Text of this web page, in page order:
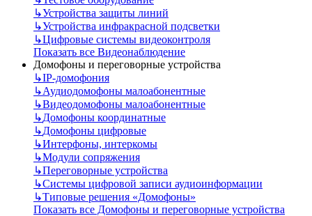
↳Устройства защиты линий
↳Устройства инфракрасной подсветки
↳Цифровые системы видеоконтроля
Показать все Видеонаблюдение
Домофоны и переговорные устройства
↳IP-домофония
↳Аудиодомофоны малоабонентные
↳Видеодомофоны малоабонентные
↳Домофоны координатные
↳Домофоны цифровые
↳Интерфоны, интеркомы
↳Модули сопряжения
↳Переговорные устройства
↳Системы цифровой записи аудиоинформации
↳Типовые решения «Домофоны»
Показать все Домофоны и переговорные устройства